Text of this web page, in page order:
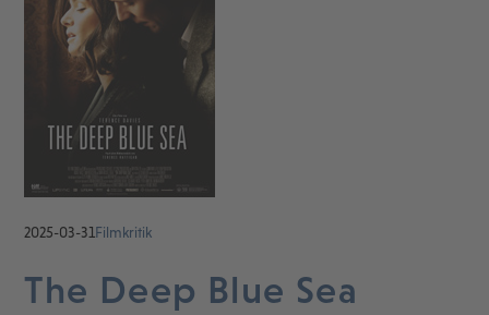
2025-03-31Filmkritik
The Deep Blue Sea